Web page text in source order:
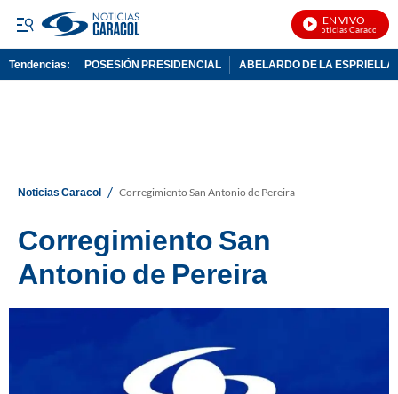
EN VIVO
Noticias Caracol En
Tendencias: POSESIÓN PRESIDENCIAL ABELARDO DE LA ESPRIELLA
Noticias Caracol / Corregimiento San Antonio de Pereira
Corregimiento San
Antonio de Pereira